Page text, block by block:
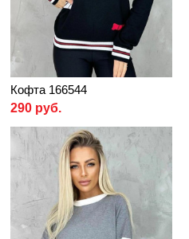
Кофта 166544
290 руб.